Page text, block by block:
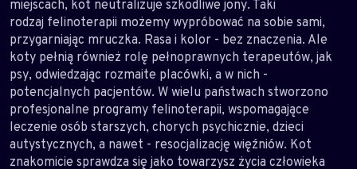
miejscach, kot neutralizuje szkodliwe jony. Taki
rodzaj felinoterapii możemy wypróbować na sobie sami,
przygarniając mruczka. Rasa i kolor - bez znaczenia. Ale
koty pełnią również rolę pełnoprawnych terapeutów, jak
psy, odwiedzając rozmaite placówki, a w nich -
potencjalnych pacjentów. W wielu państwach stworzono
profesjonalne programy felinoterapii, wspomagające
leczenie osób starszych, chorych psychicznie, dzieci
autystycznych, a nawet - resocjalizację więźniów. Kot
znakomicie sprawdza się jako towarzysz życia człowieka